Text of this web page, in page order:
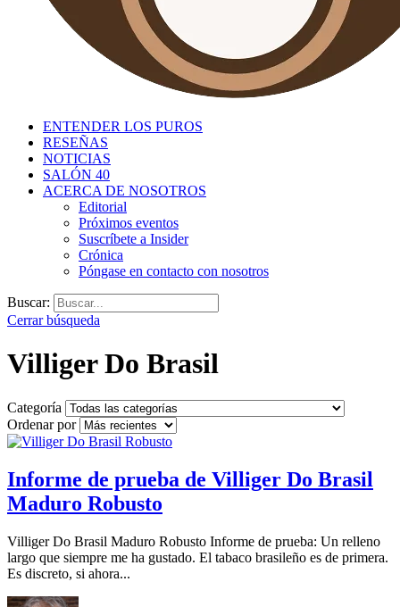
ENTENDER LOS PUROS
RESEÑAS
NOTICIAS
SALÓN 40
ACERCA DE NOSOTROS
Editorial
Próximos eventos
Suscríbete a Insider
Crónica
Póngase en contacto con nosotros
Buscar:
Cerrar búsqueda
Villiger Do Brasil
Categoría
Ordenar por
Informe de prueba de Villiger Do Brasil
Maduro Robusto
Villiger Do Brasil Maduro Robusto Informe de prueba: Un relleno
largo que siempre me ha gustado. El tabaco brasileño es de primera.
Es discreto, si ahora...